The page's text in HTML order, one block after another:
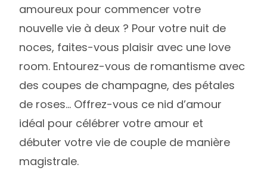
amoureux pour commencer votre
nouvelle vie à deux ? Pour votre nuit de
noces, faites-vous plaisir avec une love
room. Entourez-vous de romantisme avec
des coupes de champagne, des pétales
de roses… Offrez-vous ce nid d’amour
idéal pour célébrer votre amour et
débuter votre vie de couple de manière
magistrale.